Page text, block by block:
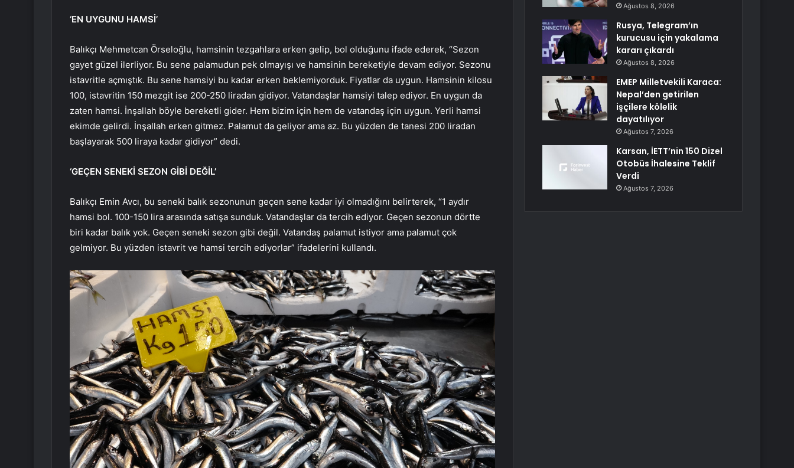
‘EN UYGUNU HAMSİ’
Balıkçı Mehmetcan Örseloğlu, hamsinin tezgahlara erken gelip, bol olduğunu ifade ederek, “Sezon
gayet güzel ilerliyor. Bu sene palamudun pek olmayışı ve hamsinin bereketiyle devam ediyor. Sezonu
istavritle açmıştık. Bu sene hamsiyi bu kadar erken beklemiyorduk. Fiyatlar da uygun. Hamsinin kilosu
100, istavritin 150 mezgit ise 200-250 liradan gidiyor. Vatandaşlar hamsiyi talep ediyor. En uygun da
zaten hamsi. İnşallah böyle bereketli gider. Hem bizim için hem de vatandaş için uygun. Yerli hamsi
ekimde gelirdi. İnşallah erken gitmez. Palamut da geliyor ama az. Bu yüzden de tanesi 200 liradan
başlayarak 500 liraya kadar gidiyor” dedi.
‘GEÇEN SENEKİ SEZON GİBİ DEĞİL’
Balıkçı Emin Avcı, bu seneki balık sezonunun geçen sene kadar iyi olmadığını belirterek, “1 aydır
hamsi bol. 100-150 lira arasında satışa sunduk. Vatandaşlar da tercih ediyor. Geçen sezonun dörtte
biri kadar balık yok. Geçen seneki sezon gibi değil. Vatandaş palamut istiyor ama palamut çok
gelmiyor. Bu yüzden istavrit ve hamsi tercih ediyorlar” ifadelerini kullandı.
Ağustos 8, 2026
Rusya, Telegram’ın
kurucusu için yakalama
kararı çıkardı
Ağustos 8, 2026
EMEP Milletvekili Karaca:
Nepal’den getirilen
işçilere kölelik
dayatılıyor
Ağustos 7, 2026
Karsan, İETT’nin 150 Dizel
Otobüs İhalesine Teklif
Verdi
Ağustos 7, 2026